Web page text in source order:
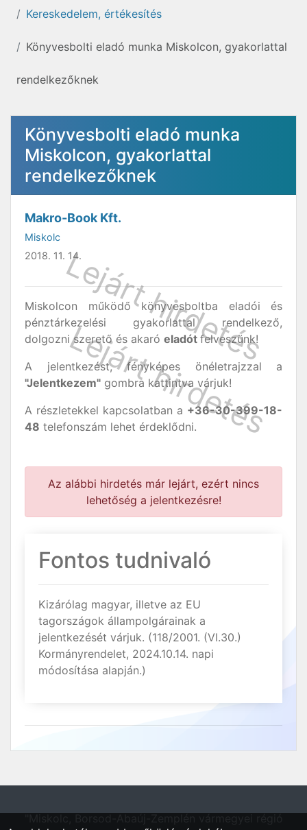
Kereskedelem, értékesítés
Könyvesbolti eladó munka Miskolcon, gyakorlattal
rendelkezőknek
Könyvesbolti eladó munka
Miskolcon, gyakorlattal
rendelkezőknek
Makro-Book Kft.
Miskolc
2018. 11. 14.
Miskolcon működő könyvesboltba eladói és
pénztárkezelési gyakorlattal rendelkező,
dolgozni szerető és akaró eladót felveszünk!
A jelentkezést, fényképes önéletrajzzal a
"Jelentkezem" gombra kattintva várjuk!
A részletekkel kapcsolatban a +36-30-399-18-
48 telefonszám lehet érdeklődni.
Az alábbi hirdetés már lejárt, ezért nincs
lehetőség a jelentkezésre!
Fontos tudnivaló
Kizárólag magyar, illetve az EU
tagországok állampolgárainak a
jelentkezését várjuk. (118/2001. (VI.30.)
Kormányrendelet, 2024.10.14. napi
módosítása alapján.)